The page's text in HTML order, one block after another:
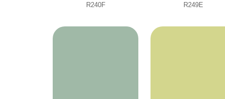
R240F
R249E